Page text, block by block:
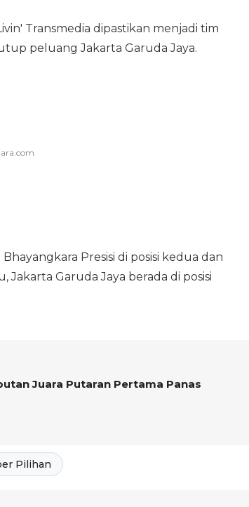
Transmedia dipastikan menjadi tim
peluang Jakarta Garuda Jaya.
Presisi di posisi kedua dan
Garuda Jaya berada di posisi
Juara Putaran Pertama Panas
Pilihan